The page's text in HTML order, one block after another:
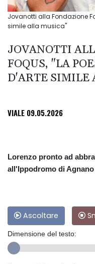
Jovanotti alla Fondazione
simile alla musica"
JOVANOTTI
FOQUS, "LA
D'ARTE SIMILE
VIALE 09.05.2026
Lorenzo pronto ad
all'Ippodromo di
Ascoltare
Dimensione del testo: